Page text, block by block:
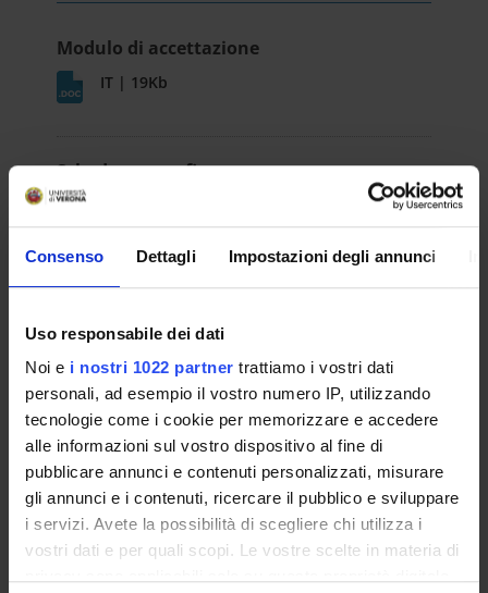
Consenso Dettagli Impostazioni degli annunci
Uso responsabile dei dati
Noi e i nostri 1022 partner trattiamo i vostri dati
personali, ad esempio il vostro numero IP, utilizzando
tecnologie come i cookie per memorizzare e accedere
alle informazioni sul vostro dispositivo al fine di
pubblicare annunci e contenuti personalizzati, misurare
gli annunci e i contenuti, ricercare il pubblico e sviluppare
i servizi. Avete la possibilità di scegliere chi utilizza i
vostri dati e per quali scopi. Le vostre scelte in materia di
Modulo di accettazione
IT | 19Kb
Scheda anagrafica
Registro attività
IT | 89Kb
RESULT/RANKING LISTS
Graduatoria
IT | 391Kb